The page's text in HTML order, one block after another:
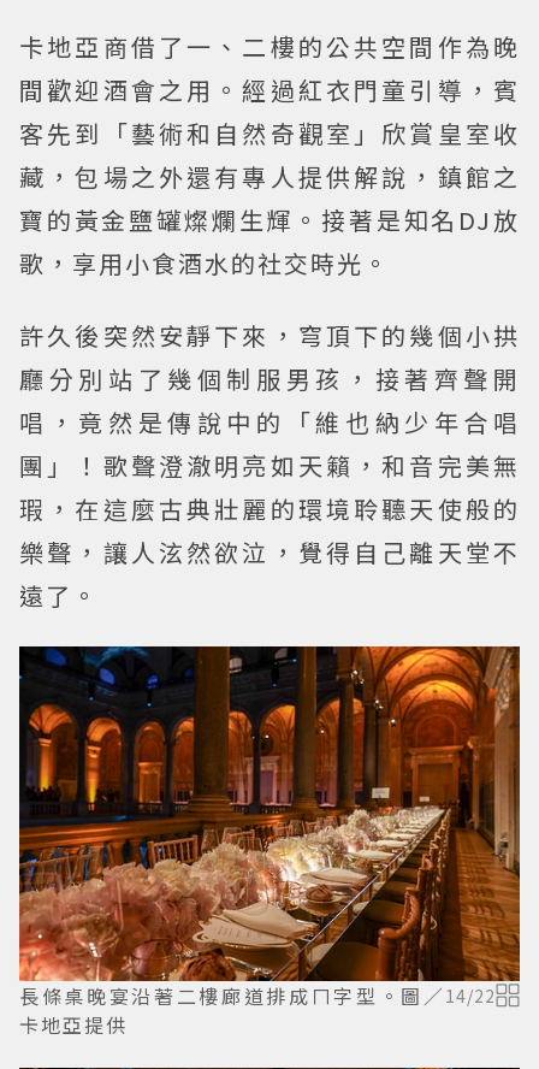
卡地亞商借了一、二樓的公共空間作為晚
間歡迎酒會之用。經過紅衣門童引導，賓
客先到「藝術和自然奇觀室」欣賞皇室收
藏，包場之外還有專人提供解說，鎮館之
寶的黃金鹽罐燦爛生輝。接著是知名DJ放
歌，享用小食酒水的社交時光。
許久後突然安靜下來，穹頂下的幾個小拱
廳分別站了幾個制服男孩，接著齊聲開
唱，竟然是傳說中的「維也納少年合唱
團」！歌聲澄澈明亮如天籟，和音完美無
瑕，在這麼古典壯麗的環境聆聽天使般的
樂聲，讓人泫然欲泣，覺得自己離天堂不
遠了。
長條桌晚宴沿著二樓廊道排成ㄇ字型。圖／
卡地亞提供
14/22